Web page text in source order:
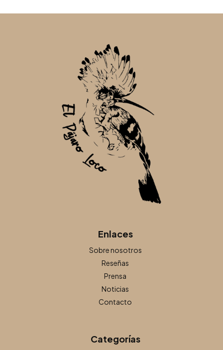
Enlaces
Sobre nosotros
Reseñas
Prensa
Noticias
Contacto
Categorías